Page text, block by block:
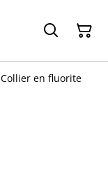
Collier en fluorite